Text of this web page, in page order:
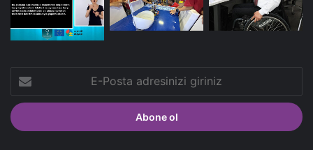
Posta
adresinizi
giriniz